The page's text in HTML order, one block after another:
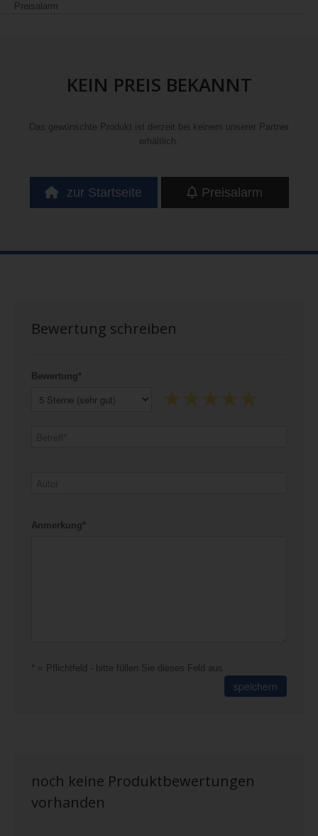
Preisalarm
KEIN PREIS BEKANNT
Das gewünschte Produkt ist derzeit bei keinem unserer Partner
erhältlich.
zur Startseite Preisalarm
Bewertung schreiben
Bewertung*
Anmerkung*
* = Pflichtfeld - bitte füllen Sie dieses Feld aus.
speichern
noch keine Produktbewertungen
vorhanden